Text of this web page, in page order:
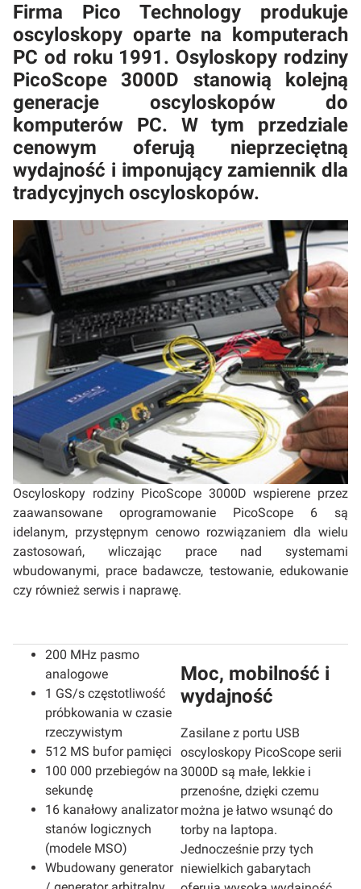
Firma Pico Technology produkuje
oscyloskopy oparte na komputerach
PC od roku 1991. Osyloskopy rodziny
PicoScope 3000D stanowią kolejną
generacje oscyloskopów do
komputerów PC. W tym przedziale
cenowym oferują nieprzeciętną
wydajność i imponujący zamiennik dla
tradycyjnych oscyloskopów.
Oscyloskopy rodziny PicoScope 3000D wspierene przez
zaawansowane oprogramowanie PicoScope 6 są
idelanym, przystępnym cenowo rozwiązaniem dla wielu
zastosowań, wliczając prace nad systemami
wbudowanymi, prace badawcze, testowanie, edukowanie
czy również serwis i naprawę.
200 MHz pasmo
analogowe
1 GS/s częstotliwość
próbkowania w czasie
rzeczywistym
512 MS bufor pamięci
100 000 przebiegów na
sekundę
16 kanałowy analizator
stanów logicznych
(modele MSO)
Wbudowany generator
Moc, mobilność i
wydajność
Zasilane z portu USB
oscyloskopy PicoScope serii
3000D są małe, lekkie i
przenośne, dzięki czemu
można je łatwo wsunąć do
torby na laptopa.
Jednocześnie przy tych
niewielkich gabarytach